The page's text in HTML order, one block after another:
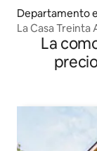
Departamento
La